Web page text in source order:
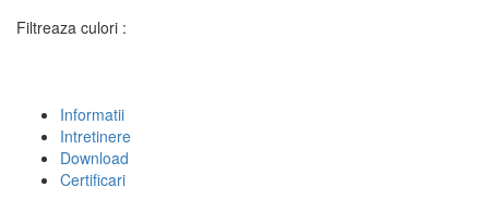
Filtreaza culori :
Informatii
Intretinere
Download
Certificari